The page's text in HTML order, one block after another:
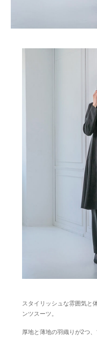
スタイリッシュな雰囲気と
ンツスーツ。
厚地と薄地の羽織りが2つ